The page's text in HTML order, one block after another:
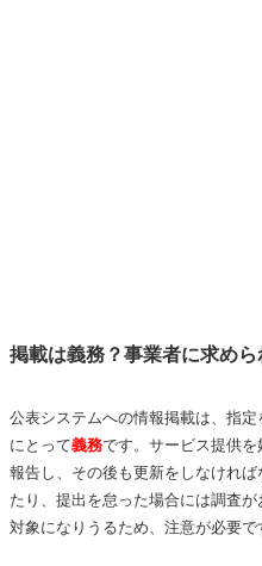
掲載は義務？事業者に求めら
公表システムへの情報掲載は、指
にとって義務です。サービス提供
報告し、その後も更新をしなけれ
たり、提出を怠った場合には調査
対象になりうるため、注意が必要で